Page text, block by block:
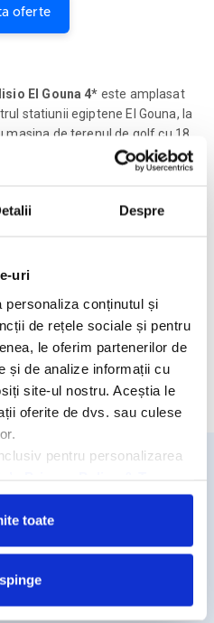
Despre
uri
personaliza conținutul și
de rețele sociale și pentru
le oferim partenerilor de
și de analize informații cu
site-ul nostru. Aceștia le
oferite de dvs. sau culese
pentru personalizarea
toate
oferte
El Gouna 4* este amplasat
statiunii egiptene El Gouna, la
de terenul de golf cu 18
distanta de Aeroportul
apartine brandului hotelier
restaurante, lobby bar si bar la
snorkelling.